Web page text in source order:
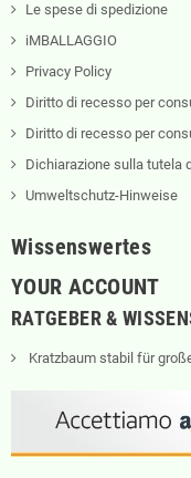
Le spese di spedizione
iMBALLAGGIO
Privacy Policy
Diritto di recesso per
Diritto di recesso per
Dichiarazione sulla tutela
Umweltschutz-Hinweise
Wissenswertes
YOUR ACCOUNT
RATGEBER &
Kratzbaum stabil für